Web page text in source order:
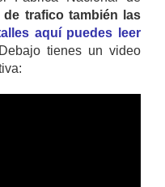
de trafico también las
aquí puedes leer
tienes un video